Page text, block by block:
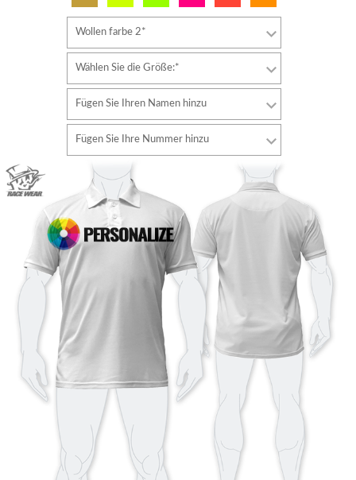
Wollen farbe 2*
Wählen Sie die Größe:*
Fügen Sie Ihren Namen hinzu
Schriftfarbe
Konturfarbe
Keine kontur
HINZUFÜGEN
Fügen Sie Ihre Nummer hinzu
Schriftart
Stil
Schriftfarbe
Konturfarbe
Keine kontur
HINZUFÜGEN